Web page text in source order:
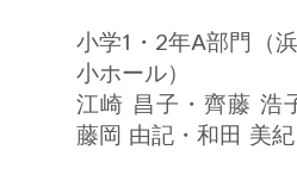
小学1・2年A部門（
小ホール）
江崎 昌子・齊藤 浩
藤岡 由記・和田 美紀